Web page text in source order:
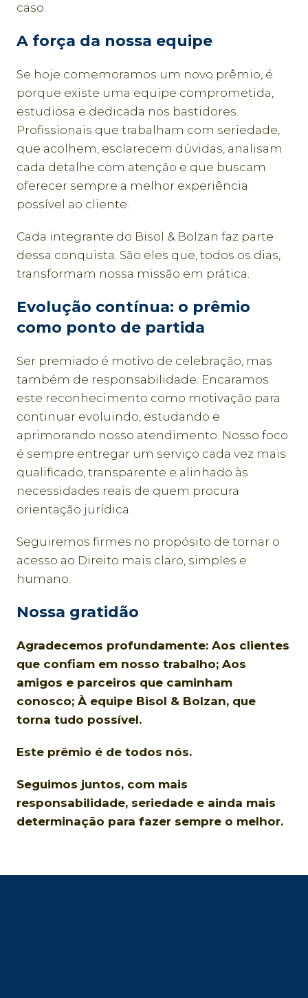
caso.
A força da nossa equipe
Se hoje comemoramos um novo prêmio, é
porque existe uma equipe comprometida,
estudiosa e dedicada nos bastidores.
Profissionais que trabalham com seriedade,
que acolhem, esclarecem dúvidas, analisam
cada detalhe com atenção e que buscam
oferecer sempre a melhor experiência
possível ao cliente.
Cada integrante do Bisol & Bolzan faz parte
dessa conquista. São eles que, todos os dias,
transformam nossa missão em prática.
Evolução contínua: o prêmio
como ponto de partida
Ser premiado é motivo de celebração, mas
também de responsabilidade. Encaramos
este reconhecimento como motivação para
continuar evoluindo, estudando e
aprimorando nosso atendimento. Nosso foco
é sempre entregar um serviço cada vez mais
qualificado, transparente e alinhado às
necessidades reais de quem procura
orientação jurídica.
Seguiremos firmes no propósito de tornar o
acesso ao Direito mais claro, simples e
humano.
Nossa gratidão
Agradecemos profundamente: Aos clientes
que confiam em nosso trabalho; Aos
amigos e parceiros que caminham
conosco; À equipe Bisol & Bolzan, que
torna tudo possível.
Este prêmio é de todos nós.
Seguimos juntos, com mais
responsabilidade, seriedade e ainda mais
determinação para fazer sempre o melhor.